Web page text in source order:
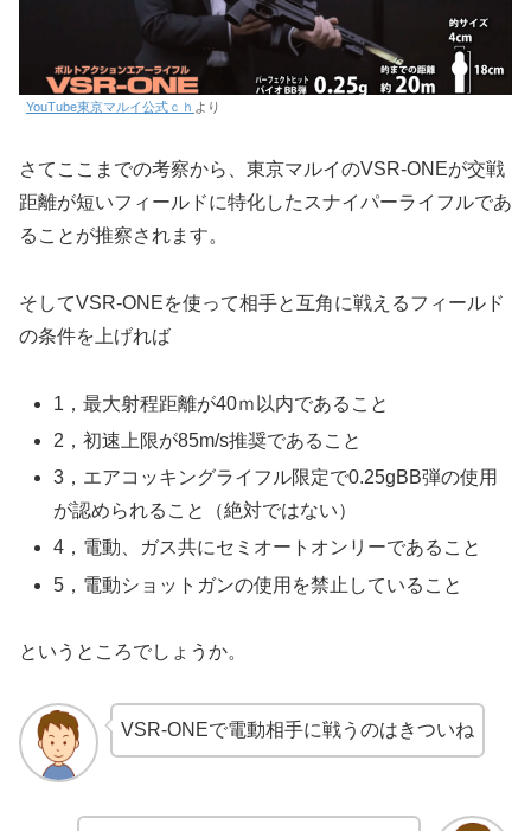
YouTube東京マルイ公式ｃｈ より
さてここまでの考察から、東京マルイのVSR-ONEが交戦
距離が短いフィールドに特化したスナイパーライフルであ
ることが推察されます。
そしてVSR-ONEを使って相手と互角に戦えるフィールド
の条件を上げれば
1，最大射程距離が40ｍ以内であること
2，初速上限が85m/s推奨であること
3，エアコッキングライフル限定で0.25gBB弾の使用
が認められること（絶対ではない）
4，電動、ガス共にセミオートオンリーであること
5，電動ショットガンの使用を禁止していること
というところでしょうか。
VSR-ONEで電動相手に戦うのはきついね